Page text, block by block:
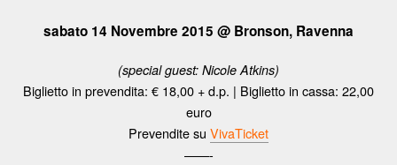
sabato 14 Novembre 2015 @ Bronson, Ravenna
(special guest: Nicole Atkins)
Biglietto in prevendita: € 18,00 + d.p. | Biglietto in cassa: 22,00
euro
Prevendite su VivaTicket
——-